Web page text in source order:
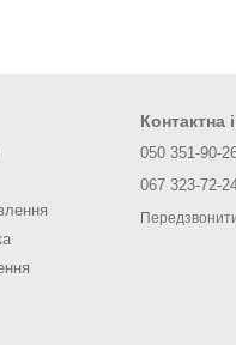
Контактна
050 351-90-
067 323-72-